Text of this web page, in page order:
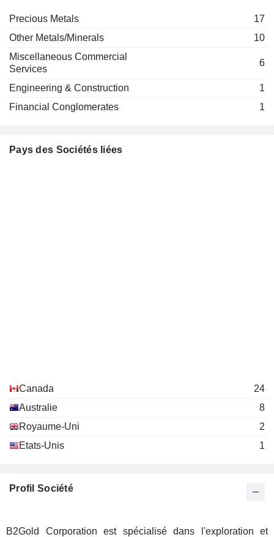
Precious Metals
17
Other Metals/Minerals
10
Miscellaneous Commercial
Services
6
Engineering & Construction
1
Financial Conglomerates
1
Pays des Sociétés liées
Canada
24
Australie
8
Royaume-Uni
2
Etats-Unis
1
Profil Société
B2Gold Corporation est spécialisé dans l'exploration et